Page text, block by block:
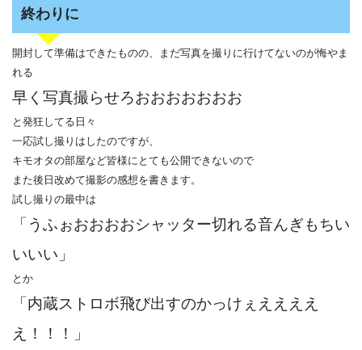
終わりに
開封して準備はできたものの、まだ写真を撮りに行けてないのが悔やま
れる
早く写真撮らせろおおおおおおお
と発狂してる日々
一応試し撮りはしたのですが、
キモオタの部屋など皆様にとても公開できないので
また後日改めて撮影の感想を書きます。
試し撮りの最中は
「うふぉおおおおシャッター切れる音んぎもちい
いいい」
とか
「内蔵ストロボ飛び出すのかっけぇええええ
え！！！」